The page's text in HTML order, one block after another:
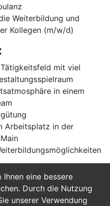
eine bessere
Durch die Nutzung
unserer Verwendung
Weiterbildung und
Kollegen (m/w/d)
mit viel
in einem
Arbeitsplatz in der